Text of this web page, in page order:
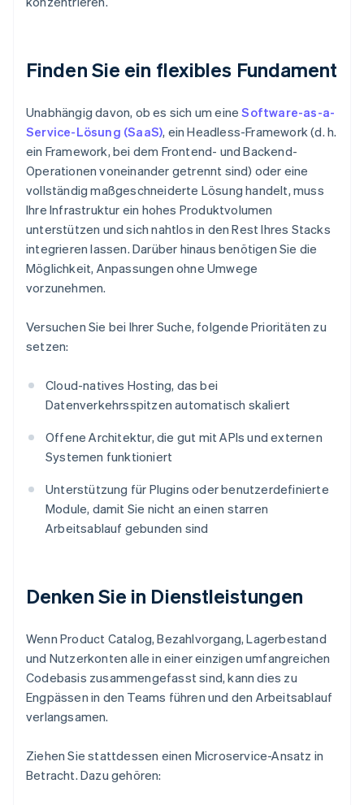
Finden Sie ein flexibles Fundament
Unabhängig davon, ob es sich um eineSoftware-as-a-
Service-Lösung (SaaS), ein Headless-Framework (d. h.
ein Framework, bei dem Frontend- und Backend-
Operationen voneinander getrennt sind) oder eine
vollständig maßgeschneiderte Lösung handelt, muss
Ihre Infrastruktur ein hohes Produktvolumen
unterstützen und sich nahtlos in den Rest Ihres Stacks
integrieren lassen. Darüber hinaus benötigen Sie die
Möglichkeit, Anpassungen ohne Umwege
vorzunehmen.
Versuchen Sie bei Ihrer Suche, folgende Prioritäten zu
setzen:
Cloud-natives Hosting, das bei
Datenverkehrsspitzen automatisch skaliert
Offene Architektur, die gut mit APIs und externen
Systemen funktioniert
Unterstützung für Plugins oder benutzerdefinierte
Module, damit Sie nicht an einen starren
Arbeitsablauf gebunden sind
Denken Sie in Dienstleistungen
Wenn Product Catalog, Bezahlvorgang, Lagerbestand
und Nutzerkonten alle in einer einzigen umfangreichen
Codebasis zusammengefasst sind, kann dies zu
Engpässen in den Teams führen und den Arbeitsablauf
verlangsamen.
Ziehen Sie stattdessen einen Microservice-Ansatz in
Betracht. Dazu gehören: